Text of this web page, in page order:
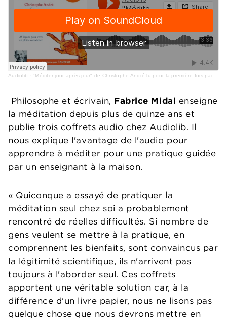
Audiolib · "Méditer jour après jour" de Christophe André lu pour la première fois par l'auteur
Philosophe et écrivain, Fabrice Midal enseigne
la méditation depuis plus de quinze ans et
publie trois coffrets audio chez Audiolib. Il
nous explique l'avantage de l'audio pour
apprendre à méditer pour une pratique guidée
par un enseignant à la maison.
« Quiconque a essayé de pratiquer la
méditation seul chez soi a probablement
rencontré de réelles difficultés. Si nombre de
gens veulent se mettre à la pratique, en
comprennent les bienfaits, sont convaincus par
la légitimité scientifique, ils n'arrivent pas
toujours à l'aborder seul. Ces coffrets
apportent une véritable solution car, à la
différence d'un livre papier, nous ne lisons pas
quelque chose que nous devrons mettre en